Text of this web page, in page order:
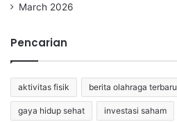
March 2026
Pencarian
aktivitas fisik berita olahraga terbaru
gaya hidup sehat investasi saham